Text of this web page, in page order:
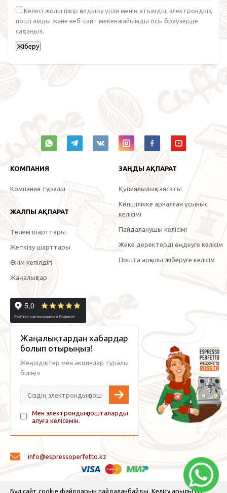
Келесі жолы пікір қалдыру үшін менің атымды, электрондық
поштамды және веб-сайт мекенжайымды осы браузерде
сақтаңыз.
Бұл сайт cookie файлдарын пайдаланбайды. Келісу арқылы сіз
КОМПАНИЯ
Компания туралы
ЖАЛПЫ АҚПАРАТ
Төлем шарттары
Жеткізу шарттары
Өнім кепілдігі
Жаңалықтар
ЗАҢДЫ АҚПАРАТ
Құпиялылық саясаты
Көпшілікке арналған ұсыныс
келісімі
Пайдаланушы келісімі
Жеке деректерді өңдеуге келісім
Пошта арқылы жіберуге келісім
Жаңалықтардан хабардар
болып отырыңыз!
Жеңілдіктер мен акциялар туралы
біліңіз
Мен электрондық пошталарды
алуға келісемін.
info@espressoperfetto.kz
© 2026 Espresso Perfetto — кофе жабдықтары және кофе